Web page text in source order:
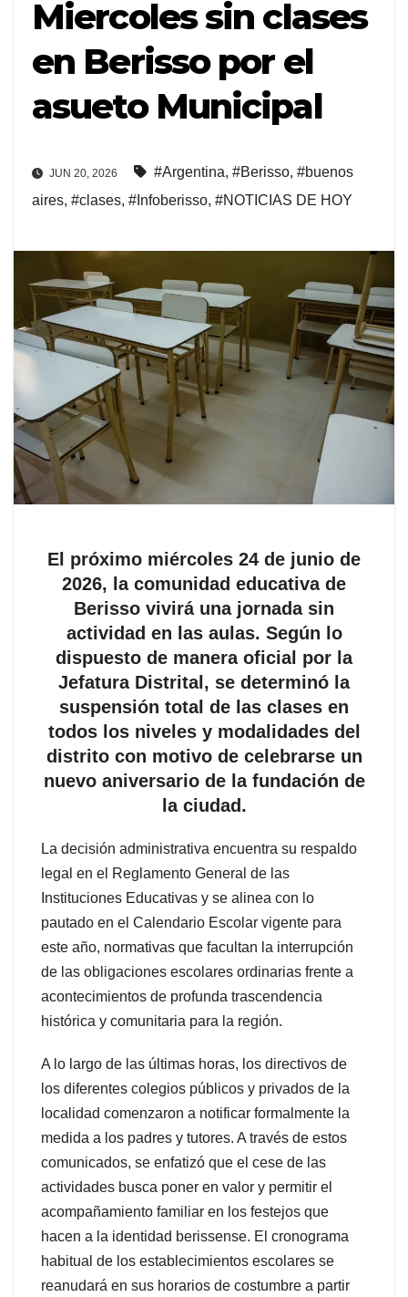
Miercoles sin clases
en Berisso por el
asueto Municipal
JUN 20, 2026 #Argentina, #Berisso, #buenos
aires, #clases, #Infoberisso, #NOTICIAS DE HOY
El próximo miércoles 24 de junio de
2026, la comunidad educativa de
Berisso vivirá una jornada sin
actividad en las aulas. Según lo
dispuesto de manera oficial por la
Jefatura Distrital, se determinó la
suspensión total de las clases en
todos los niveles y modalidades del
distrito con motivo de celebrarse un
nuevo aniversario de la fundación de
la ciudad.
La decisión administrativa encuentra su respaldo
legal en el Reglamento General de las
Instituciones Educativas y se alinea con lo
pautado en el Calendario Escolar vigente para
este año, normativas que facultan la interrupción
de las obligaciones escolares ordinarias frente a
acontecimientos de profunda trascendencia
histórica y comunitaria para la región.
A lo largo de las últimas horas, los directivos de
los diferentes colegios públicos y privados de la
localidad comenzaron a notificar formalmente la
medida a los padres y tutores. A través de estos
comunicados, se enfatizó que el cese de las
actividades busca poner en valor y permitir el
acompañamiento familiar en los festejos que
hacen a la identidad berissense. El cronograma
habitual de los establecimientos escolares se
reanudará en sus horarios de costumbre a partir